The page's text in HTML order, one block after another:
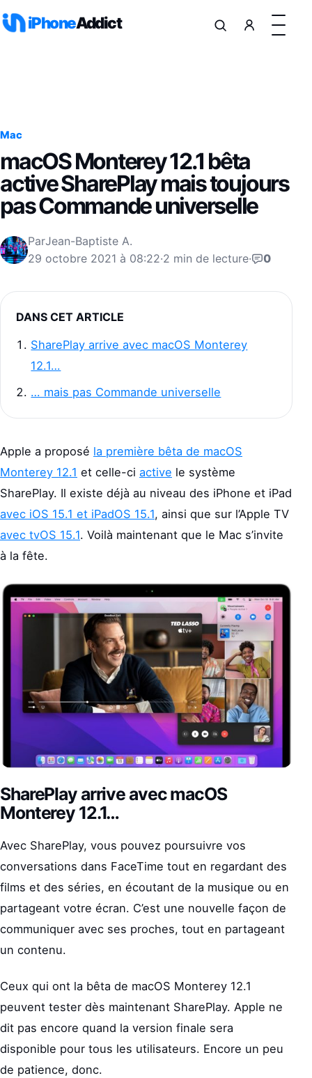
iPhoneAddict
Mac
macOS Monterey 12.1 bêta
active SharePlay mais toujours
pas Commande universelle
ParJean-Baptiste A.
29 octobre 2021 à 08:22·2 min de lecture· 0
DANS CET ARTICLE
SharePlay arrive avec macOS Monterey
12.1…
… mais pas Commande universelle
Apple a proposé la première bêta de macOS
Monterey 12.1 et celle-ci active le système
SharePlay. Il existe déjà au niveau des iPhone et iPad
avec iOS 15.1 et iPadOS 15.1, ainsi que sur l’Apple TV
avec tvOS 15.1. Voilà maintenant que le Mac s’invite
à la fête.
SharePlay arrive avec macOS
Monterey 12.1…
Avec SharePlay, vous pouvez poursuivre vos
conversations dans FaceTime tout en regardant des
films et des séries, en écoutant de la musique ou en
partageant votre écran. C’est une nouvelle façon de
communiquer avec ses proches, tout en partageant
un contenu.
Ceux qui ont la bêta de macOS Monterey 12.1
peuvent tester dès maintenant SharePlay. Apple ne
dit pas encore quand la version finale sera
disponible pour tous les utilisateurs. Encore un peu
de patience, donc.